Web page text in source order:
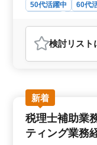
50代活躍中 60代
おすすめポイント
＜安定した就業
環境です。大手企
ており、安定し
活躍の場＞ 50代
方々が活躍できる
たな挑戦ができ
＞ 週5日勤務で土
の両立がしやすく
検討リスト
新着
税理士補助業
ティング業務